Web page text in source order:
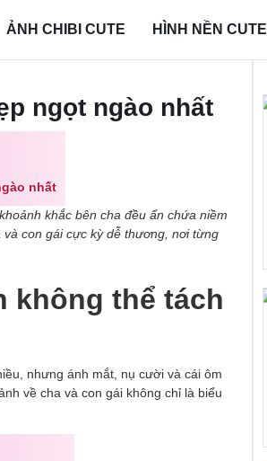
ẢNH CHIBI CUTE HÌNH NỀN CUTE
ngọt ngào nhất
nhất
khắc bên cha đều ẩn chứa niềm
con gái cực kỳ dễ thương, nơi từng
không thể tách
nhưng ánh mắt, nụ cười và cái ôm
về cha và con gái không chỉ là biểu